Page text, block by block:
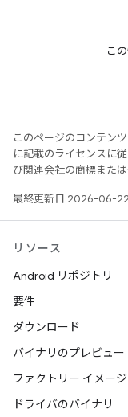
こ
このページのコンテン
に記載のライセンスに
び関連会社の商標または
最終更新日 2026-06-22
リソース
Android リポジトリ
要件
ダウンロード
バイナリのプレビュー
ファクトリー イメージ
ドライバのバイナリ